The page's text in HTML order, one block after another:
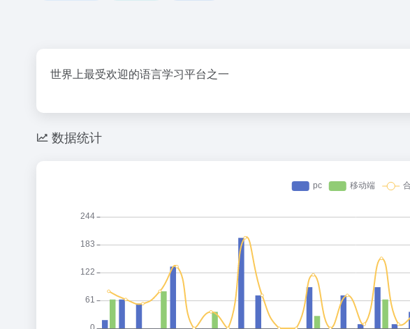
世界上最受欢迎的语言学习平台之一
数据统计